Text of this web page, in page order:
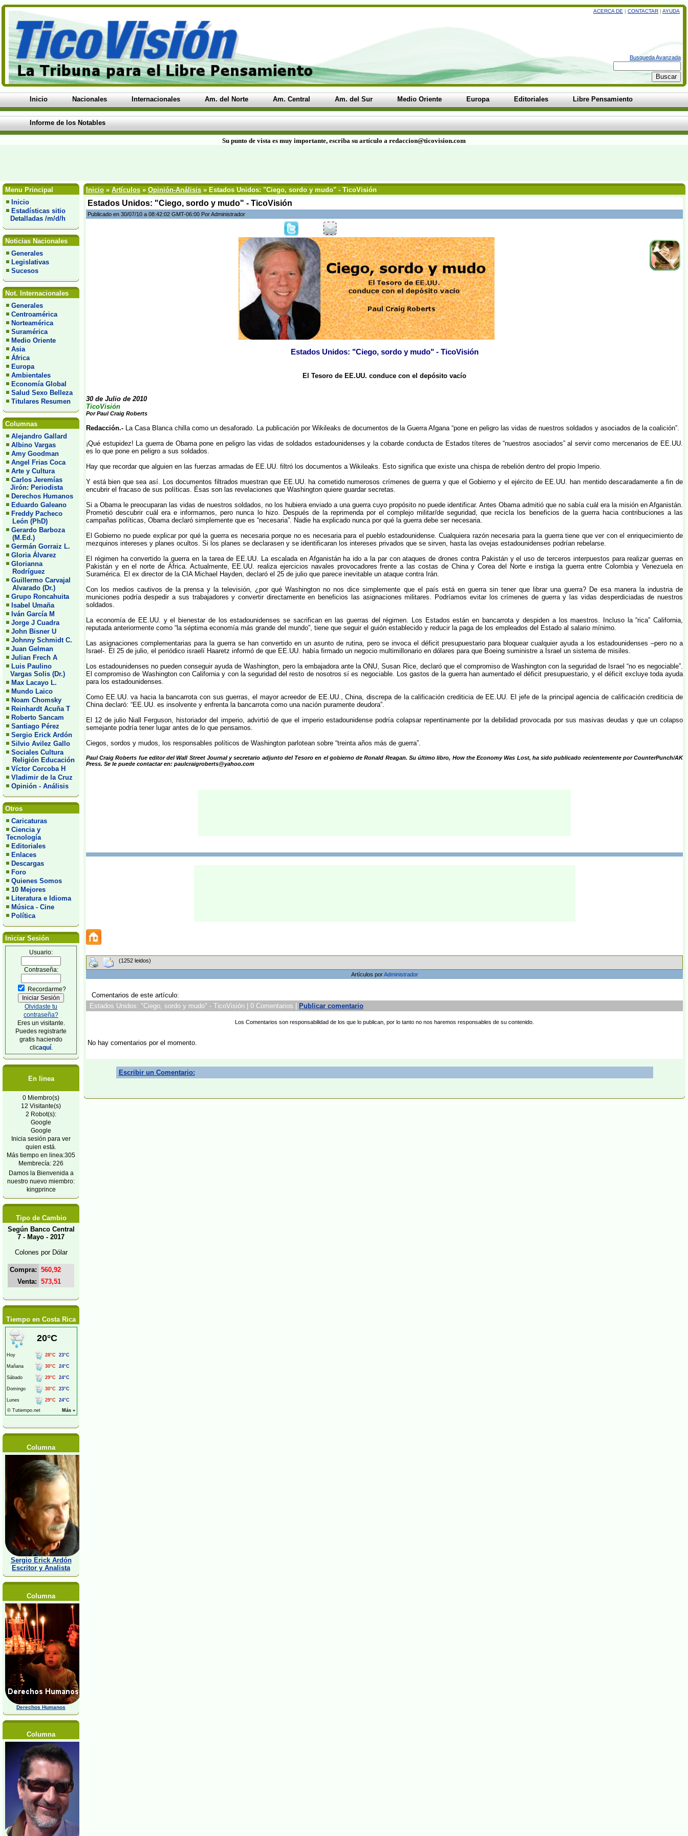
ACERCA DE | CONTACTAR | AYUDA
Busqueda Avanzada
Inicio Nacionales Internacionales Am. del Norte Am. Central Am. del Sur Medio Oriente Europa Editoriales Libre Pensamiento
Informe de los Notables
Su punto de vista es muy importante, escriba su artículo a redaccion@ticovision.com
Menu Principal
Inicio
Estadísticas sitio
Detalladas /m/d/h
Noticias Nacionales
Generales
Legislativas
Sucesos
Not. Internacionales
Generales
Centroamérica
Norteamérica
Suramérica
Medio Oriente
Asia
África
Europa
Ambientales
Economía Global
Salud Sexo Belleza
Titulares Resumen
Columnas
Alejandro Gallard
Albino Vargas
Amy Goodman
Angel Frias Coca
Arte y Cultura
Carlos Jeremías
Jirón: Periodista
Derechos Humanos
Eduardo Galeano
Freddy Pacheco
León (PhD)
Gerardo Barboza
(M.Ed.)
Germán Gorraiz L.
Gloria Álvarez
Glorianna
Rodríguez
Guillermo Carvajal
Alvarado (Dr.)
Grupo Roncahuita
Isabel Umaña
Iván García M
Jorge J Cuadra
John Bisner U
Johnny Schmidt C.
Juan Gelman
Julian Frech A
Luis Paulino
Vargas Solis (Dr.)
Max Lacayo L.
Mundo Laico
Noam Chomsky
Reinhardt Acuña T
Roberto Sancam
Santiago Pérez
Sergio Erick Ardón
Silvio Avilez Gallo
Sociales Cultura
Religión Educación
Víctor Corcoba H
Vladimir de la Cruz
Opinión - Análisis
Otros
Caricaturas
Ciencia y
Tecnología
Editoriales
Enlaces
Descargas
Foro
Quienes Somos
10 Mejores
Literatura e Idioma
Música - Cine
Política
Iniciar Sesión
Usuario:
Contraseña:
Recordarme?
Olvidaste tu
contraseña?
Eres un visitante.
Puedes registrarte
gratis haciendo
clicaquí.
En linea
0 Miembro(s)
12 Visitante(s)
2 Robot(s):
Google
Google
Inicia sesión para ver
quien está.
Más tiempo en linea:305
Membrecía: 226
Damos la Bienvenida a
nuestro nuevo miembro:
kingprince
Tipo de Cambio
Según Banco Central
7 - Mayo - 2017
Colones por Dólar
Compra: 560,92
Venta: 573,51
Tiempo en Costa Rica
Columna
Sergio Erick Ardón
Escritor y Analista
Columna
Derechos Humanos
Columna
Inicio » Artículos » Opinión-Análisis » Estados Unidos: "Ciego, sordo y mudo" - TicoVisión
Estados Unidos: "Ciego, sordo y mudo" - TicoVisión
Publicado en 30/07/10 a 08:42:02 GMT-06:00 Por Administrador
Estados Unidos: "Ciego, sordo y mudo" - TicoVisión
El Tesoro de EE.UU. conduce con el depósito vacío
30 de Julio de 2010
TicoVisión
Por Paul Craig Roberts
Redacción.- La Casa Blanca chilla como un desaforado. La publicación por Wikileaks de documentos de la Guerra Afgana “pone en peligro las vidas de nuestros soldados y asociados de la coalición”.
¡Qué estupidez! La guerra de Obama pone en peligro las vidas de soldados estadounidenses y la cobarde conducta de Estados títeres de “nuestros asociados” al servir como mercenarios de EE.UU.
es lo que pone en peligro a sus soldados.
Hay que recordar que alguien en las fuerzas armadas de EE.UU. filtró los documentos a Wikileaks. Esto significa que existe una chispa de rebelión dentro del propio Imperio.
Y está bien que sea así. Los documentos filtrados muestran que EE.UU. ha cometido numerosos crímenes de guerra y que el Gobierno y el ejército de EE.UU. han mentido descaradamente a fin de
encubrir el fracaso de sus políticas. Ésas son las revelaciones que Washington quiere guardar secretas.
Si a Obama le preocuparan las vidas de nuestros soldados, no los hubiera enviado a una guerra cuyo propósito no puede identificar. Antes Obama admitió que no sabía cuál era la misión en Afganistán.
Prometió descubrir cuál era e informarnos, pero nunca lo hizo. Después de la reprimenda por el complejo militar/de seguridad, que recicla los beneficios de la guerra hacia contribuciones a las
campañas políticas, Obama declaró simplemente que es “necesaria”. Nadie ha explicado nunca por qué la guerra debe ser necesaria.
El Gobierno no puede explicar por qué la guerra es necesaria porque no es necesaria para el pueblo estadounidense. Cualquiera razón necesaria para la guerra tiene que ver con el enriquecimiento de
mezquinos intereses y planes ocultos. Si los planes se declarasen y se identificaran los intereses privados que se sirven, hasta las ovejas estadounidenses podrían rebelarse.
El régimen ha convertido la guerra en la tarea de EE.UU. La escalada en Afganistán ha ido a la par con ataques de drones contra Pakistán y el uso de terceros interpuestos para realizar guerras en
Pakistán y en el norte de África. Actualmente, EE.UU. realiza ejercicios navales provocadores frente a las costas de China y Corea del Norte e instiga la guerra entre Colombia y Venezuela en
Suramérica. El ex director de la CIA Michael Hayden, declaró el 25 de julio que parece inevitable un ataque contra Irán.
Con los medios cautivos de la prensa y la televisión, ¿por qué Washington no nos dice simplemente que el país está en guerra sin tener que librar una guerra? De esa manera la industria de
municiones podría despedir a sus trabajadores y convertir directamente en beneficios las asignaciones militares. Podríamos evitar los crímenes de guerra y las vidas desperdiciadas de nuestros
soldados.
La economía de EE.UU. y el bienestar de los estadounidenses se sacrifican en las guerras del régimen. Los Estados están en bancarrota y despiden a los maestros. Incluso la “rica” California,
reputada anteriormente como “la séptima economía más grande del mundo”, tiene que seguir el guión establecido y reducir la paga de los empleados del Estado al salario mínimo.
Las asignaciones complementarias para la guerra se han convertido en un asunto de rutina, pero se invoca el déficit presupuestario para bloquear cualquier ayuda a los estadounidenses –pero no a
Israel-. El 25 de julio, el periódico israelí Haaretz informó de que EE.UU. había firmado un negocio multimillonario en dólares para que Boeing suministre a Israel un sistema de misiles.
Los estadounidenses no pueden conseguir ayuda de Washington, pero la embajadora ante la ONU, Susan Rice, declaró que el compromiso de Washington con la seguridad de Israel “no es negociable”.
El compromiso de Washington con California y con la seguridad del resto de nosotros sí es negociable. Los gastos de la guerra han aumentado el déficit presupuestario, y el déficit excluye toda ayuda
para los estadounidenses.
Como EE.UU. va hacia la bancarrota con sus guerras, el mayor acreedor de EE.UU., China, discrepa de la calificación crediticia de EE.UU. El jefe de la principal agencia de calificación crediticia de
China declaró: “EE.UU. es insolvente y enfrenta la bancarrota como una nación puramente deudora”.
El 12 de julio Niall Ferguson, historiador del imperio, advirtió de que el imperio estadounidense podría colapsar repentinamente por la debilidad provocada por sus masivas deudas y que un colapso
semejante podría tener lugar antes de lo que pensamos.
Ciegos, sordos y mudos, los responsables políticos de Washington parlotean sobre “treinta años más de guerra”.
Paul Craig Roberts fue editor del Wall Street Journal y secretario adjunto del Tesoro en el gobierno de Ronald Reagan. Su último libro, How the Economy Was Lost, ha sido publicado recientemente por CounterPunch/AK
Press. Se le puede contactar en: paulcraigroberts@yahoo.com
(1252 leidos)
Artículos porAdministrador
Comentarios de este artículo:
Estados Unidos: "Ciego, sordo y mudo" - TicoVisión | 0 Comentarios |
Publicar comentario
Los Comentarios son responsabilidad de los que lo publican, por lo tanto no nos haremos responsables de su contenido.
No hay comentarios por el momento.
Escribir un Comentario: